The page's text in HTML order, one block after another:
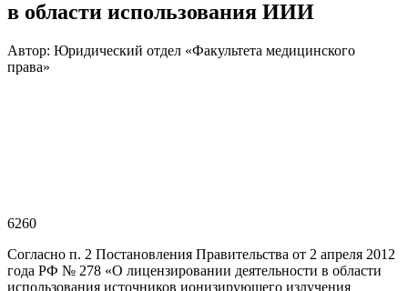
в области использования ИИИ
Автор: Юридический отдел «Факультета медицинского
права»
6260
Согласно п. 2 Постановления Правительства от 2 апреля 2012
года РФ № 278 «О лицензировании деятельности в области
использования источников ионизирующего излучения